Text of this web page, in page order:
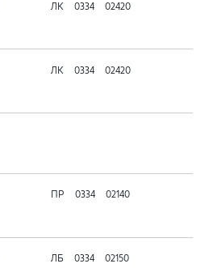
ЛК 0334 02420
ЛК 0334 02420
ПР 0334 02140
ЛБ 0334 02150